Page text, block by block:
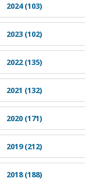
2024 (103)
2023 (102)
2022 (135)
2021 (132)
2020 (171)
2019 (212)
2018 (188)